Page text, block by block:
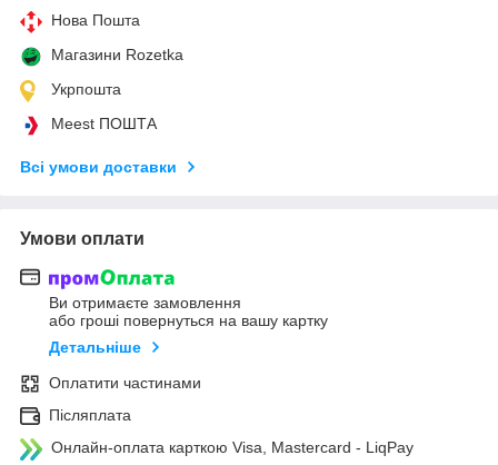
Нова Пошта
Магазини Rozetka
Укрпошта
Meest ПОШТА
Всі умови доставки
Умови оплати
Ви отримаєте замовлення
або гроші повернуться на вашу картку
Детальніше
Оплатити частинами
Післяплата
Онлайн-оплата карткою Visa, Mastercard - LiqPay